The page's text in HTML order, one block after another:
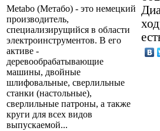
Metabo (Метабо) - это немецкий
производитель,
специализирущийся в области
электроинструментов. В его
активе -
деревообрабатывающие
машины, двойные
шлифовальные, сверлильные
станки (настольные),
сверлильные патроны, а также
круги для всех видов
выпускаемой...